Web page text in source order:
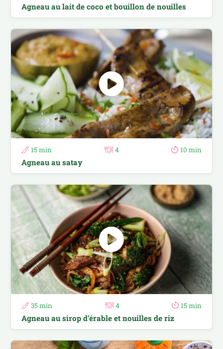
Agneau au lait de coco et bouillon de nouilles
15 min 4 10 min
Agneau au satay
35 min 4 15 min
Agneau au sirop d’érable et nouilles de riz